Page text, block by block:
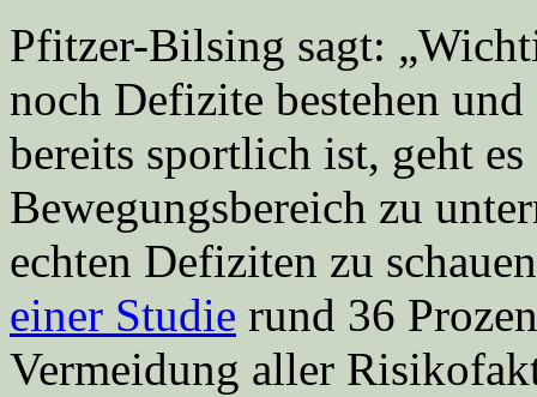
Pfitzer-Bilsing sagt:
noch Defizite bestehen
bereits sportlich ist, geht
Bewegungsbereich zu
echten Defiziten zu
einer Studie rund 36
Vermeidung aller